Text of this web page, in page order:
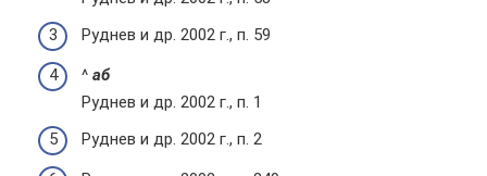
Руднев и др. 2002 г., п. 59
^ аб
Руднев и др. 2002 г., п. 1
Руднев и др. 2002 г., п. 2